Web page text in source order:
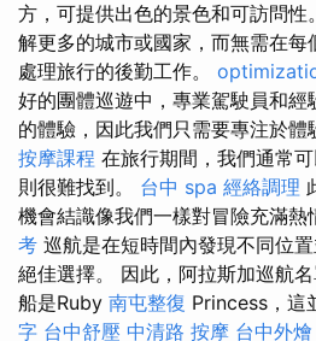
方，可提供出色的景色和可訪問性
解更多的城市或國家，而無需在
處理旅行的後勤工作。
好的團體巡遊中，專業駕駛員和
的體驗，因此我們只需要專注於體
按摩課程 在旅行期間，我們通常
則很難找到。 台中 spa 經絡調理
機會結識像我們一樣對冒險充滿熱
考 巡航是在短時間內發現不同位
絕佳選擇。 因此，阿拉斯加巡航
船是Ruby 南屯整復 Princess，這
字 台中舒壓 中清路 按摩 台中外燴